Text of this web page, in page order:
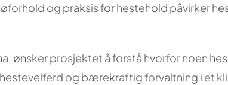
og praksis for hestehold påvirker
ønsker prosjektet å forstå hvorfor noen
og bærekraftig forvaltning i et